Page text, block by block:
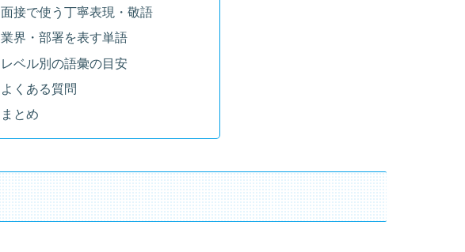
面接で使う丁寧表現・敬語
業界・部署を表す単語
レベル別の語彙の目安
よくある質問
まとめ